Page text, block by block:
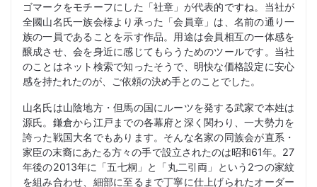
ゴマークをモチーフにした「社章」が代表的ですね。当社が
全國山名氏一族会様より承った「会員章」は、名前の通り一
族の一員であることを示す作品。用途は会員相互の一体感を
醸成させ、会を身近に感じてもらうためのツールです。当社
のことはネット検索で知ったそうで、明快な価格設定に安心
感を持たれたのが、ご依頼の決め手とのことでした。
山名氏は山陰地方・但馬の国にルーツを発する武家で本姓は
源氏。鎌倉から江戸までの各幕府と深く関わり、一大勢力を
誇った戦国大名でもあります。そんな名家の同族会が直系・
家臣の末裔にあたる方々の手で設立されたのは昭和61年。27
年後の2013年に「五七桐」と「丸二引両」という2つの家紋
を組み合わせ、細部に至るまで丁寧に仕上げられたオーダー